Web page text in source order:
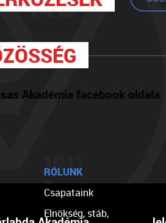
Akadémia facebook oldala
RÓLUNK
Csapataink
Elnökség, stáb,